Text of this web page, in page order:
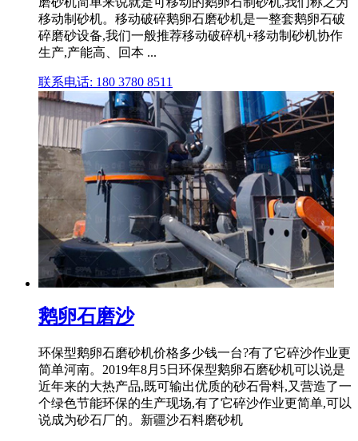
移动制砂机。移动破碎鹅卵石磨砂机是一整套鹅卵石破
碎磨砂设备,我们一般推荐移动破碎机+移动制砂机协作
生产,产能高、回本 ...
联系电话: 180 3780 8511
鹅卵石磨沙
环保型鹅卵石磨砂机价格多少钱一台?有了它碎沙作业更
简单河南。2019年8月5日环保型鹅卵石磨砂机可以说是
近年来的大热产品,既可输出优质的砂石骨料,又营造了一
个绿色节能环保的生产现场,有了它碎沙作业更简单,可以
说成为砂石厂的。新疆沙石料磨砂机